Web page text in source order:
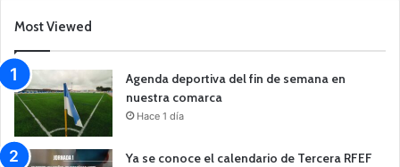
Most Viewed
Agenda deportiva del fin de semana en
nuestra comarca
Hace 1 día
Ya se conoce el calendario de Tercera RFEF